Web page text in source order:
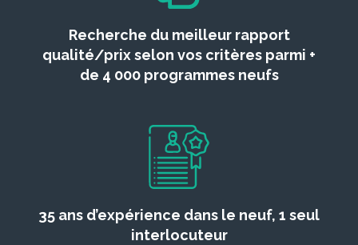
Recherche du meilleur rapport
qualité/prix selon vos critères parmi +
de 4 000 programmes neufs
35 ans d’expérience dans le neuf, 1 seul
interlocuteur